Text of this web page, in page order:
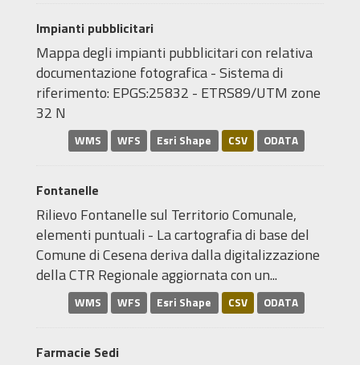
Impianti pubblicitari
Mappa degli impianti pubblicitari con relativa
documentazione fotografica - Sistema di
riferimento: EPGS:25832 - ETRS89/UTM zone
32 N
WMS WFS Esri Shape CSV ODATA
Fontanelle
Rilievo Fontanelle sul Territorio Comunale,
elementi puntuali - La cartografia di base del
Comune di Cesena deriva dalla digitalizzazione
della CTR Regionale aggiornata con un...
WMS WFS Esri Shape CSV ODATA
Farmacie Sedi